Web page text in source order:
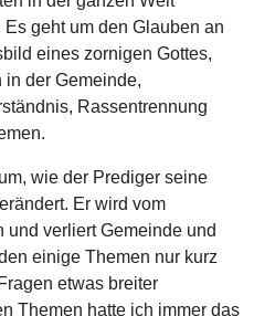
geht um den Glauben an
eines zornigen Gottes,
in der Gemeinde,
Rassentrennung
wie der Prediger seine
Er wird vom
und verliert Gemeinde und
einige Themen nur kurz
etwas breiter
Themen hatte ich immer das